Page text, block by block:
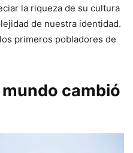
la riqueza de su cultura
de nuestra identidad.
primeros pobladores de
cambió